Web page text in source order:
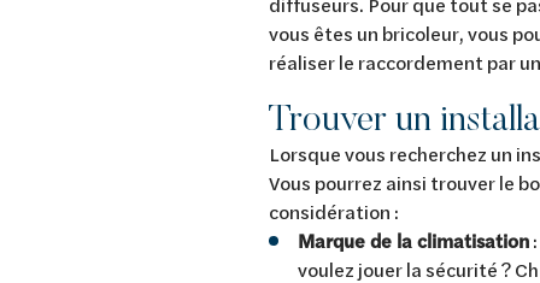
vous êtes un bricoleur, vous
réaliser le raccordement par
Trouver un
Lorsque vous recherchez un
Vous pourrez ainsi trouver le
considération :
Marque de la climatisation
voulez jouer la sécurité ?